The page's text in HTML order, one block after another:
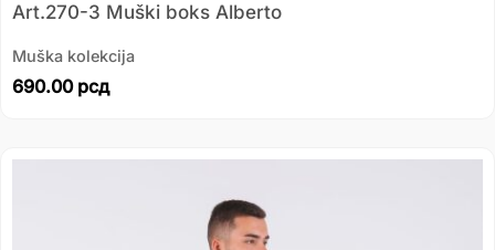
Art.270-3 Muški boks Alberto
Muška kolekcija
690.00 рсд